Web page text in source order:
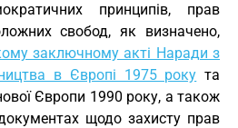
принципів, прав
свобод, як визначено,
заключному акті Наради з
в Європі 1975 року та
Європи 1990 року, а також
щодо захисту прав